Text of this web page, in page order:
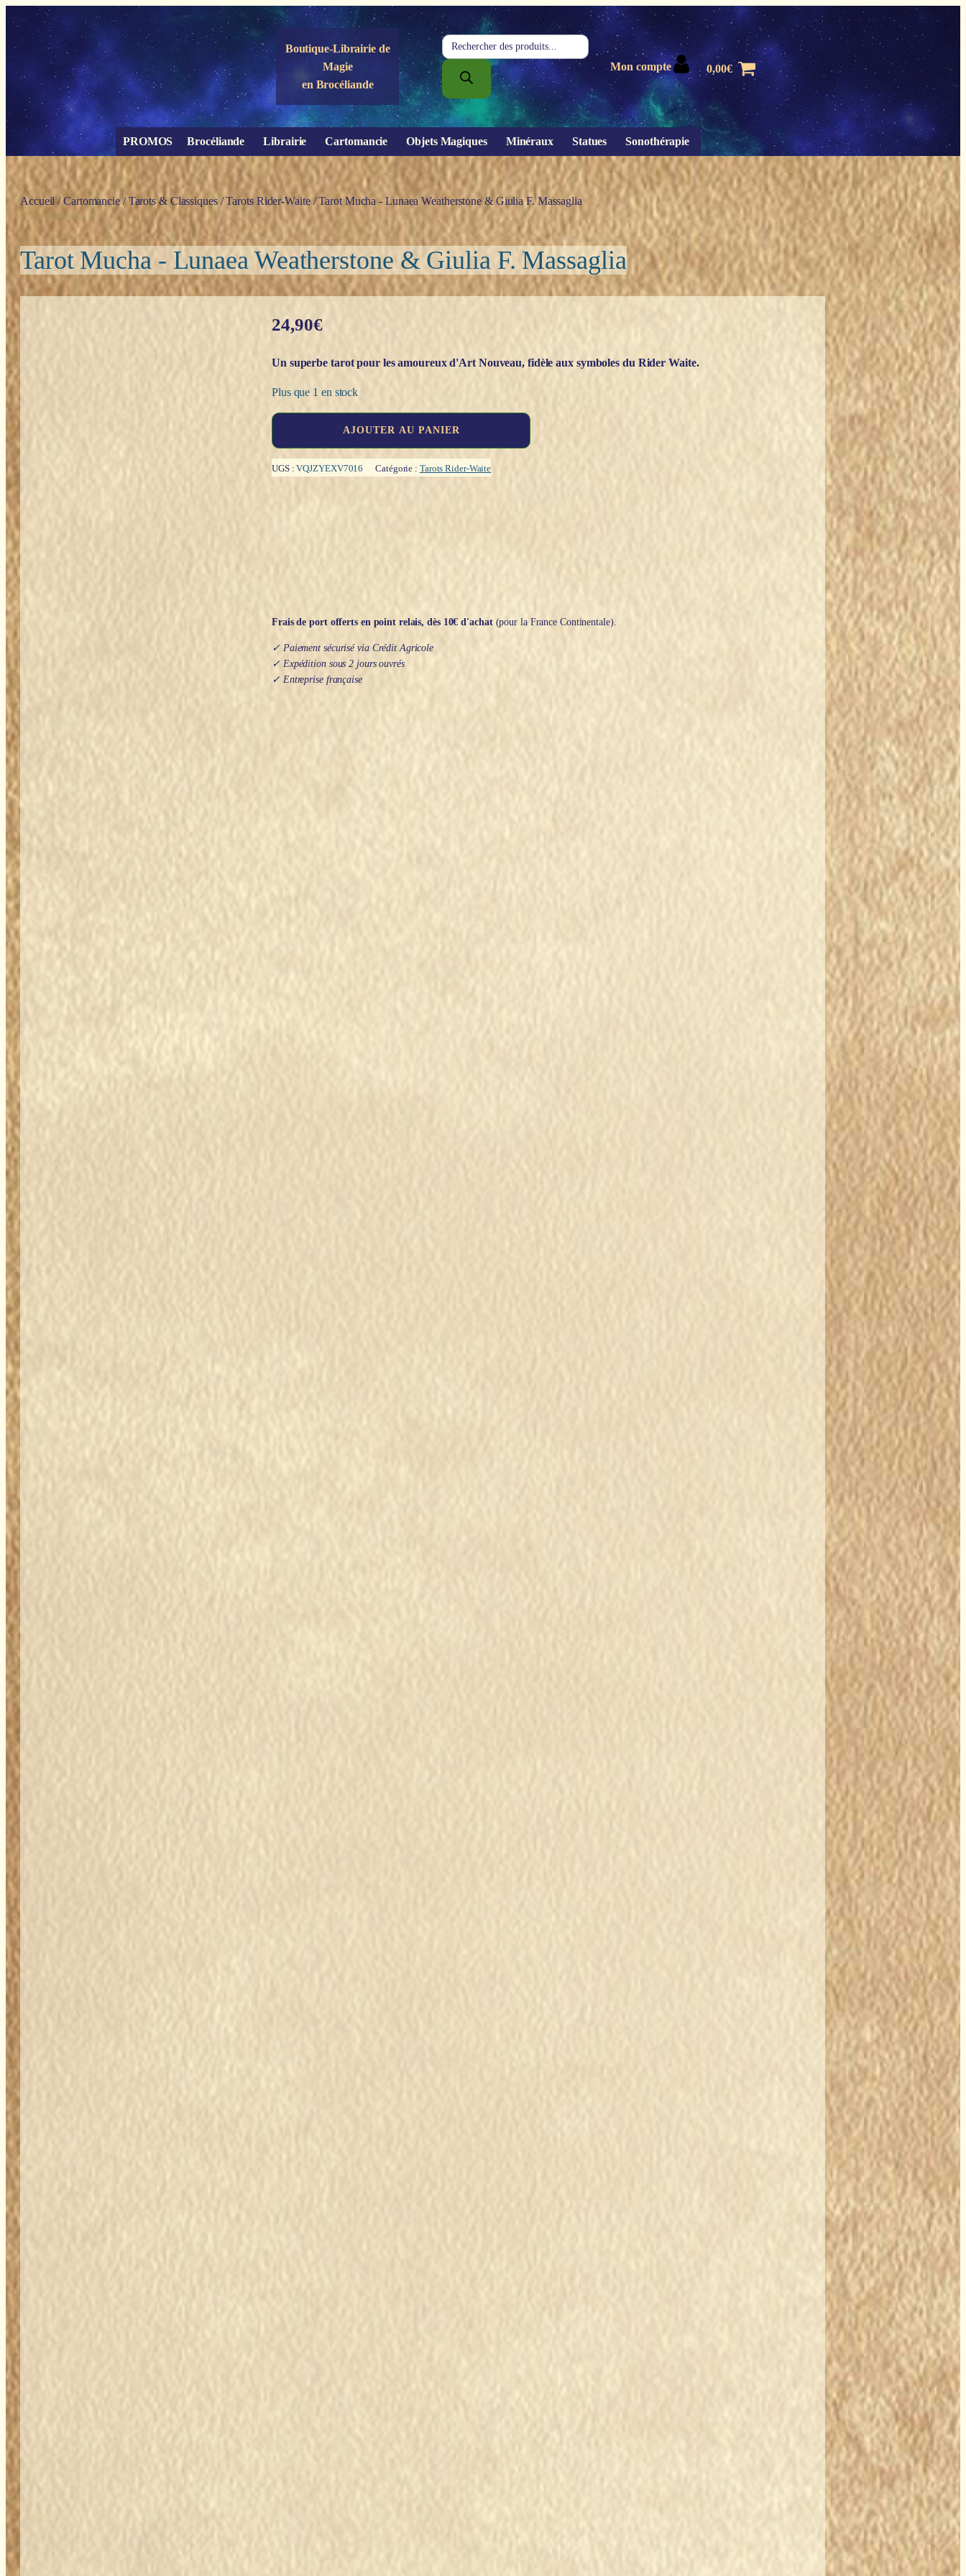
Panneau de gestion des cookies
Boutique-Librairie de
Magie
en Brocéliande
Recherche
de
produits
Mon compte 0,00€
PROMOS Brocéliande Librairie Cartomancie Objets Magiques Minéraux Statues Sonothérapie
Accueil /Cartomancie/Tarots & Classiques/Tarots Rider-Waite/ Tarot Mucha - Lunaea Weatherstone & Giulia F. Massaglia
Tarot Mucha - Lunaea Weatherstone & Giulia F. Massaglia
24,90€
Un superbe tarot pour les amoureux d'Art Nouveau, fidèle aux symboles du Rider Waite.
Plus que 1 en stock
Mucha
-
AJOUTER AU PANIER
UGS :VQJZYEXV7016 Catégorie : Tarots Rider-Waite
Frais de port offerts en point relais, dès 10€ d'achat(pour la France Continentale).
✓ Paiement sécurisé via Crédit Agricole
✓ Expédition sous 2 jours ouvrés
✓ Entreprise française